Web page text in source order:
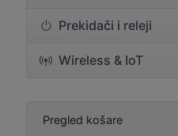
Prekidači i releji
Wireless & IoT
Pregled košare